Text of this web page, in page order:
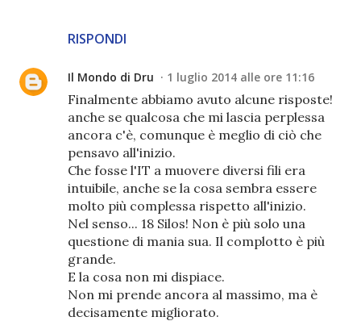
RISPONDI
Il Mondo di Dru 1 luglio 2014 alle ore 11:16
Finalmente abbiamo avuto alcune risposte!
anche se qualcosa che mi lascia perplessa
ancora c'è, comunque è meglio di ciò che
pensavo all'inizio.
Che fosse l'IT a muovere diversi fili era
intuibile, anche se la cosa sembra essere
molto più complessa rispetto all'inizio.
Nel senso... 18 Silos! Non è più solo una
questione di mania sua. Il complotto è più
grande.
E la cosa non mi dispiace.
Non mi prende ancora al massimo, ma è
decisamente migliorato.